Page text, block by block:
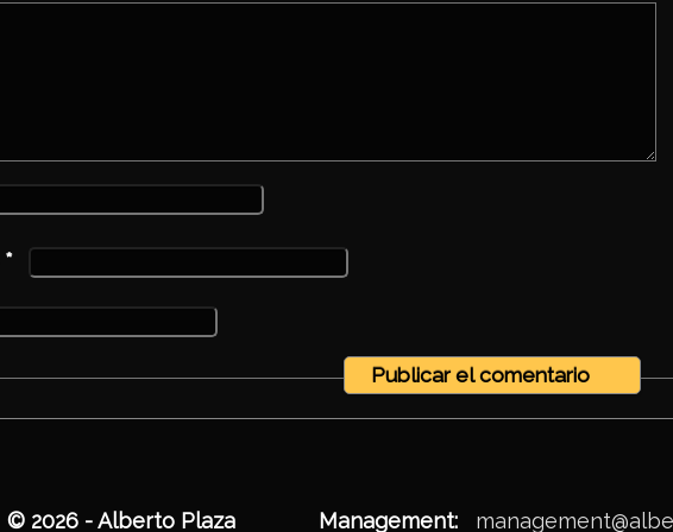
*
© 2026 - Alberto Plaza Management: